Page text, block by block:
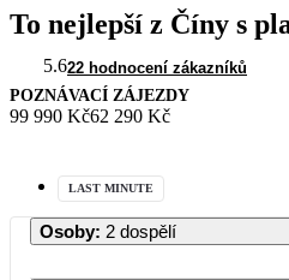
To nejlepší z Číny s
5.622 hodnocení zákazníků
POZNÁVACÍ ZÁJEZDY
99 990 Kč62 290 Kč
LAST MINUTE
Osoby: 2 dospělí